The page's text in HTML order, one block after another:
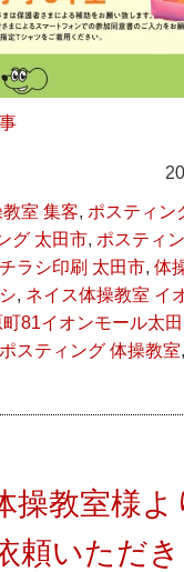
室 集客, ポスティン
グ 太田市, ポスティ
チラシ印刷 太田市, 体
, ネイス体操教室 イ
81イオンモール太
ポスティング 体操教室,
操教室様よ
頼いただき